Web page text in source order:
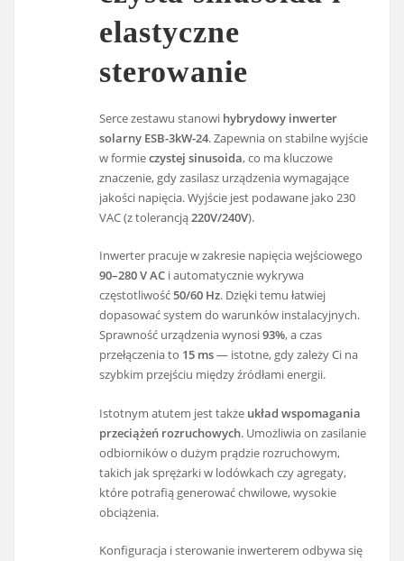
elastyczne
sterowanie
Serce zestawu stanowi hybrydowy inwerter
solarny ESB-3kW-24. Zapewnia on stabilne wyjście
w formieczystej sinusoida, co ma kluczowe
znaczenie, gdy zasilasz urządzenia wymagające
jakości napięcia. Wyjście jest podawane jako 230
VAC (z tolerancją220V/240V).
Inwerter pracuje w zakresie napięcia wejściowego
90–280 V AC i automatycznie wykrywa
częstotliwość50/60 Hz. Dzięki temu łatwiej
dopasować system do warunków instalacyjnych.
Sprawność urządzenia wynosi93%, a czas
przełączenia to 15 ms— istotne, gdy zależy Ci na
szybkim przejściu między źródłami energii.
Istotnym atutem jest także układ wspomagania
przeciążeń rozruchowych. Umożliwia on zasilanie
odbiorników o dużym prądzie rozruchowym,
takich jak sprężarki w lodówkach czy agregaty,
które potrafią generować chwilowe, wysokie
obciążenia.
Konfiguracja i sterowanie inwerterem odbywa się